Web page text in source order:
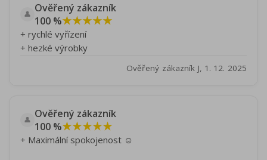
👤 Ověřený zákazník
100 %★★★★★
+ rychlé vyřízení
+ hezké výrobky
Ověřený zákazník J, 1. 12. 2025
👤 Ověřený zákazník
100 %★★★★★
+ Maximální spokojenost ☺️